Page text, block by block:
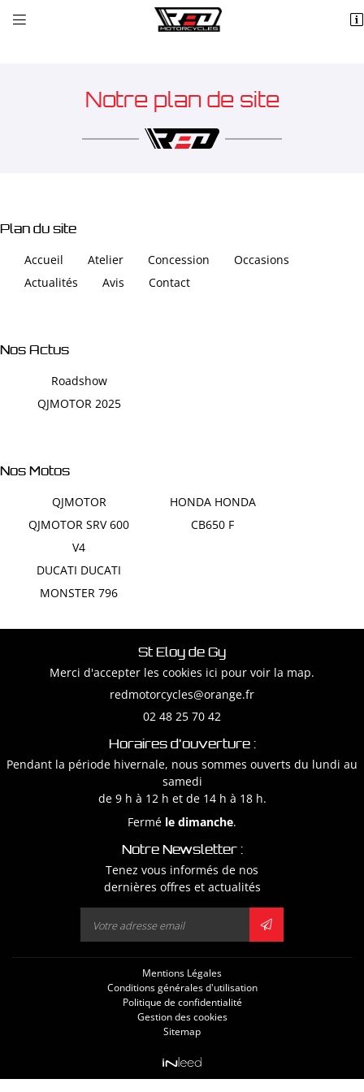
 
INSCRIPTION
 Adresse email de réception
utilisant
INSCRIPTION
Notre plan de site
Plan du site
Accueil
Atelier Concession
Occasions
Actualités
Avis Contact
Nos Actus
Roadshow
QJMOTOR 2025
Nos Motos
QJMOTOR
QJMOTOR SRV 600
V4
HONDA HONDA
CB650 F
DUCATI DUCATI
MONSTER 796
St Eloy de Gy
Merci d'accepter les cookies ici pour voir la map.
02 48 25 70 42
Horaires d'ouverture :
Pendant la période hivernale, nous sommes ouverts du lundi au
samedi
de 9 h à 12 h et de 14 h à 18 h.
Fermé le dimanche.
Notre Newsletter :
Tenez vous informés de nos
dernières offres et actualités
Mentions Légales
Conditions générales d'utilisation
Politique de confidentialité
Gestion des cookies
Sitemap